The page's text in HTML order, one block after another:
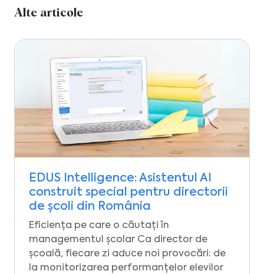
Alte articole
EDUS Intelligence: Asistentul AI
construit special pentru directorii
de școli din România
Eficiența pe care o căutați în
managementul școlar Ca director de
școală, fiecare zi aduce noi provocări: de
la monitorizarea performanțelor elevilor